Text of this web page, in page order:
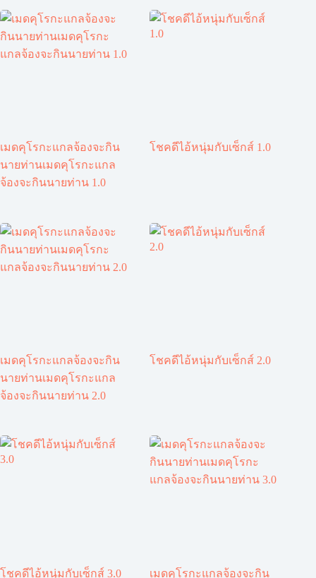
เมดคุโรกะแกลจ้องจะกิน
นายท่านเมดคุโรกะแกล
จ้องจะกินนายท่าน 1.0
โชคดีไอ้หนุ่มกับเซ็กส์ 1.0
เมดคุโรกะแกลจ้องจะกิน
นายท่านเมดคุโรกะแกล
จ้องจะกินนายท่าน 2.0
โชคดีไอ้หนุ่มกับเซ็กส์ 2.0
โชคดีไอ้หนุ่มกับเซ็กส์ 3.0 เมดคุโรกะแกลจ้องจะกิน